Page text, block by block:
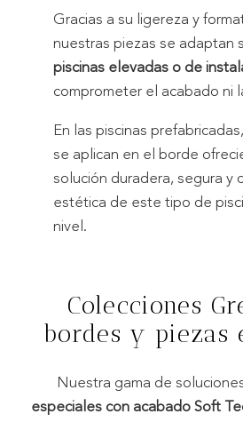
Gracias a su ligereza y
nuestras piezas se adaptan
piscinas elevadas o de
comprometer el acabado ni
En las piscinas
se aplican en el borde
solución duradera, segura y
estética de este tipo de
nivel.
Colecciones
bordes y piezas
Nuestra gama de
especiales con acabado Soft